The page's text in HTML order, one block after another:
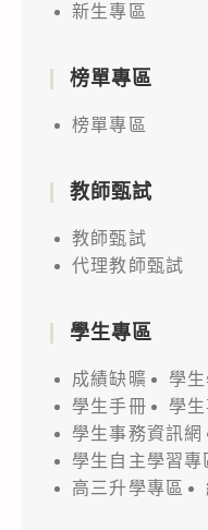
新生專區
榜單專區
榜單專區
教師甄試
教師甄試
代理教師甄試
學生專區
成績缺曠
學
學生手冊
學
學生事務資訊網
學生自主學習專
高三升學專區